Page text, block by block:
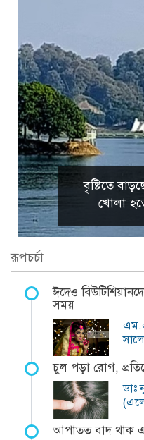
বৃষ্টিতে
খোলা
রূপচর্চা
ঈদেও
সময়
চুল পড়া রোগ,
ডাঃ
আপাতত বাদ থাক